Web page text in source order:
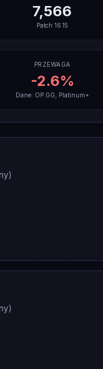
7,566
Patch 16.15
PRZEWAGA
-2.6%
Dane: OP.GG, Platinum+